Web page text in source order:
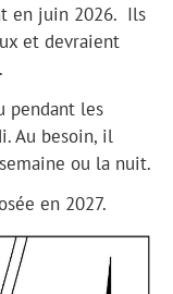
en juin 2026. Ils
et devraient
pendant les
Au besoin, il
ou la nuit.
en 2027.